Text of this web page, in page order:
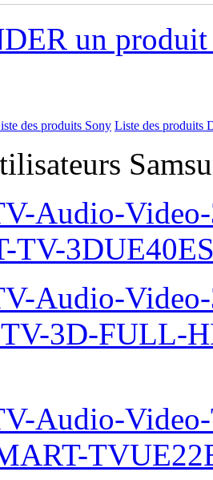
un
des produits Sony Liste des produits
Audio-
TV-
Audio-
3D-FULL-
Audio-